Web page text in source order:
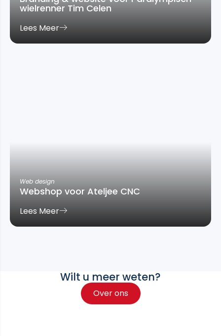
wielrenner Tim Celen
Lees Meer
Web design
Webshop voor Ateljee CNC
Lees Meer
Wilt u meer weten?
Over ons